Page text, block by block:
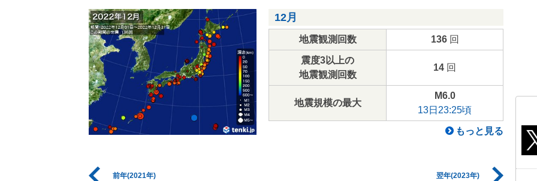
12月
地震観測回数 136回
震度3以上の
地震観測回数
14 回
地震規模の最大
M6.0
13日23:25頃
もっと見る
前年(2021年) 翌年(2023年)